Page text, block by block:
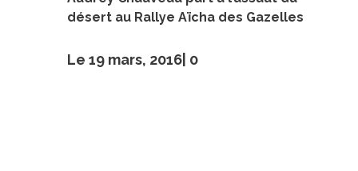
désert au Rallye Aïcha des Gazelles
Le 19 mars, 2016| 0